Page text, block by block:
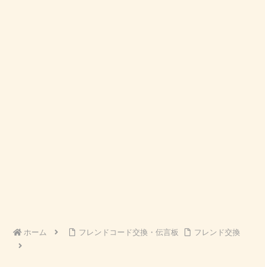
ホーム フレンドコード交換・伝言板 フレンド交換